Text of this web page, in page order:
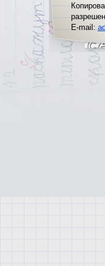
E-mail: